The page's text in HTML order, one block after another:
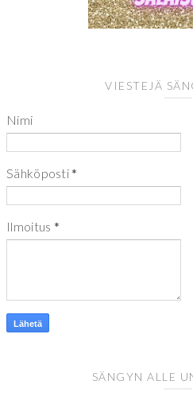
VIESTEJÄ
Nimi
Sähköposti*
Ilmoitus *
SÄNGYN ALLE